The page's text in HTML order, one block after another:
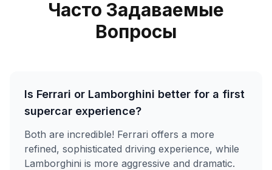
Часто Задаваемые
Вопросы
Is Ferrari or Lamborghini better for a first
supercar experience?
Both are incredible! Ferrari offers a more
refined, sophisticated driving experience, while
Lamborghini is more aggressive and dramatic.